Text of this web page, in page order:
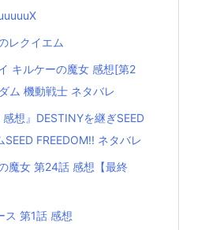
レクイエム
キルケーの魔女 感想[第2
ム 機動戦士 ネタバレ
感想』DESTINYを継ぎSEED
FREEDOM!! ネタバレ
魔女 第24話 感想【最終
ス 第1話 感想